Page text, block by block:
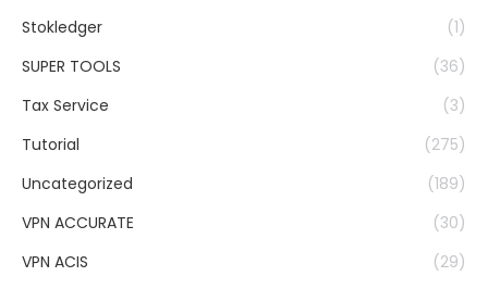
Stokledger
(1)
SUPER TOOLS
(36)
Tax Service
(3)
Tutorial
(275)
Uncategorized
(189)
VPN ACCURATE
(30)
VPN ACIS
(29)